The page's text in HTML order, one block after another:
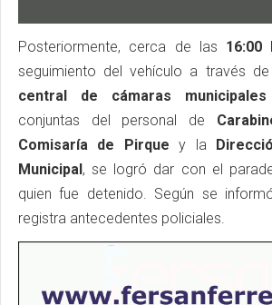
Posteriormente, cerca de las 16:00
seguimiento del vehículo a través de
central de cámaras municipales
conjuntas del personal de
Comisaría de Pirque y la
Municipal, se logró dar con el
quien fue detenido. Según se
registra antecedentes policiales.